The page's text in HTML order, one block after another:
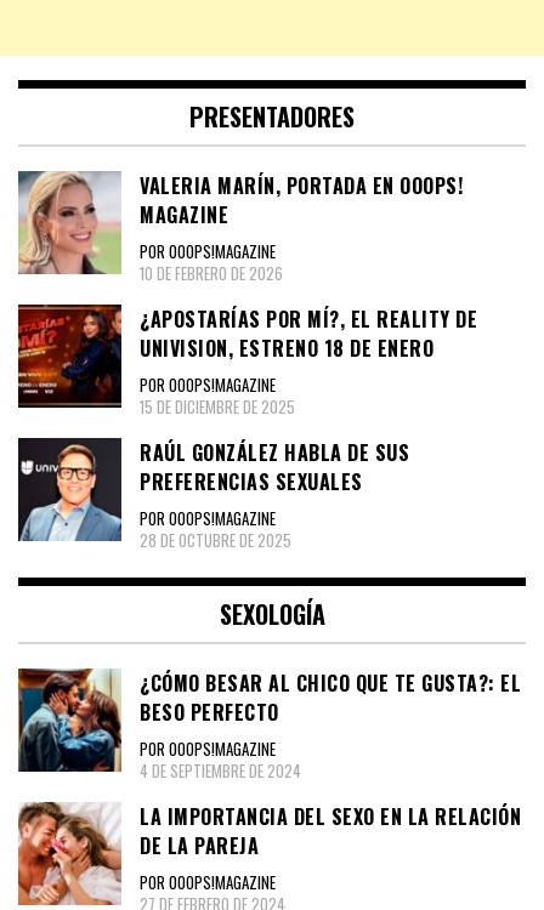
PRESENTADORES
VALERIA MARÍN, PORTADA EN OOOPS!
MAGAZINE
POR OOOPS!MAGAZINE
10 DE FEBRERO DE 2026
¿APOSTARÍAS POR MÍ?, EL REALITY DE
UNIVISION, ESTRENO 18 DE ENERO
POR OOOPS!MAGAZINE
15 DE DICIEMBRE DE 2025
RAÚL GONZÁLEZ HABLA DE SUS
PREFERENCIAS SEXUALES
POR OOOPS!MAGAZINE
28 DE OCTUBRE DE 2025
SEXOLOGÍA
¿CÓMO BESAR AL CHICO QUE TE GUSTA?: EL
BESO PERFECTO
POR OOOPS!MAGAZINE
4 DE SEPTIEMBRE DE 2024
LA IMPORTANCIA DEL SEXO EN LA RELACIÓN
DE LA PAREJA
POR OOOPS!MAGAZINE
27 DE FEBRERO DE 2024